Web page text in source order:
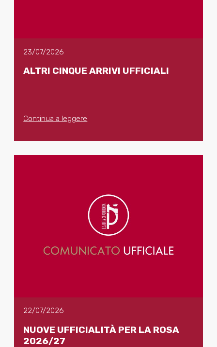
23/07/2026
ALTRI CINQUE ARRIVI UFFICIALI
Continua a leggere
22/07/2026
NUOVE UFFICIALITÀ PER LA ROSA
2026/27